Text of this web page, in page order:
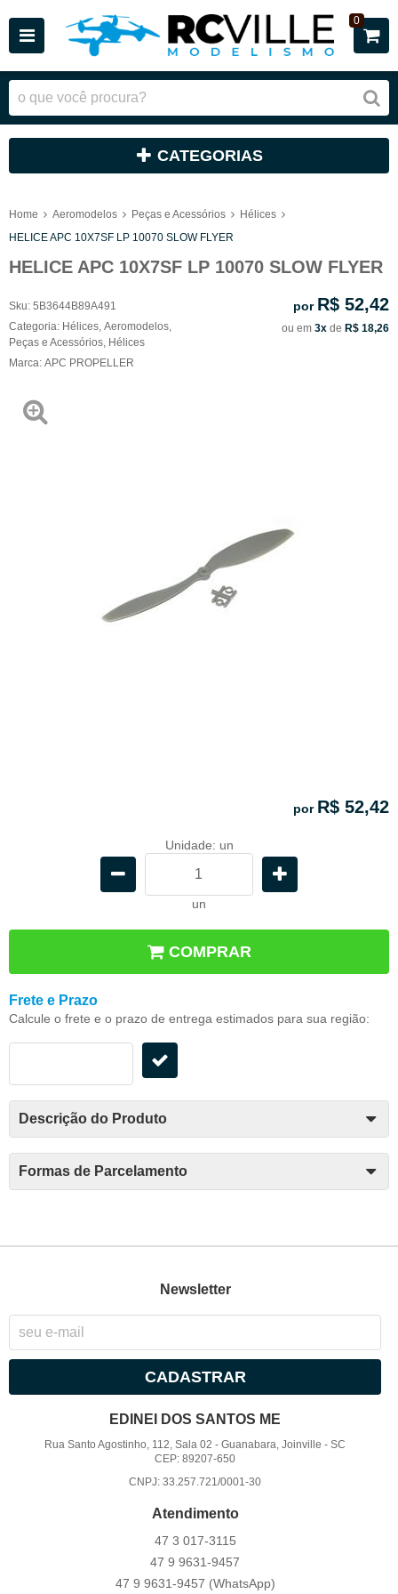
0
CATEGORIAS
Home Aeromodelos Peças e Acessórios
Hélices
HELICE APC 10X7SF LP 10070 SLOW FLYER
HELICE APC 10X7SF LP 10070 SLOW FLYER
Sku: 5B3644B89A491
Categoria: Hélices Aeromodelos
Peças e Acessórios Hélices
Marca: APC PROPELLER
por R$ 52,42
ou em 3x de R$ 18,26
por R$ 52,42
Unidade: un
un
COMPRAR
Frete e Prazo
Calcule o frete e o prazo de entrega estimados para sua região:
Descrição do Produto
Formas de Parcelamento
Newsletter
CADASTRAR
EDINEI DOS SANTOS ME
Rua Santo Agostinho, 112, Sala 02 -Guanabara, Joinville -SC
CEP: 89207-650
CNPJ: 33.257.721/0001-30
Atendimento
47 3 017-3115
47 9 9631-9457
47 9 9631-9457 (WhatsApp)